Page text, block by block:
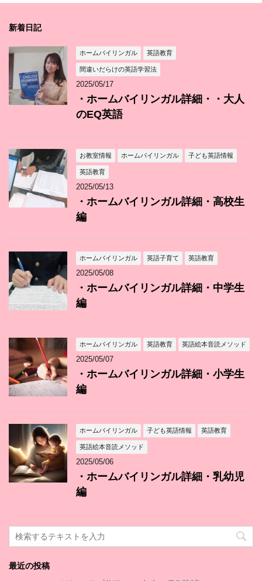
新着日記
ホームバイリンガル 英語教育
間違いだらけの英語学習法
2025/05/17
・ホームバイリンガル詳細・・大人
のEQ英語
お教室情報 ホームバイリンガル 子ども英語情報
英語教育
2025/05/13
・ホームバイリンガル詳細・高校生
編
ホームバイリンガル 英語子育て 英語教育
2025/05/08
・ホームバイリンガル詳細・中学生
編
ホームバイリンガル 英語教育 英語絵本音読メソッド
2025/05/07
・ホームバイリンガル詳細・小学生
編
ホームバイリンガル 子ども英語情報 英語教育
英語絵本音読メソッド
2025/05/06
・ホームバイリンガル詳細・乳幼児
編
最近の投稿